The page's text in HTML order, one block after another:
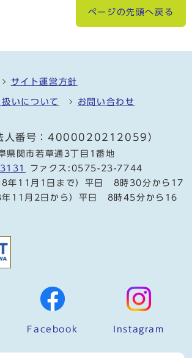
ページの先頭へ戻る
サイト運営方針
いについて お問い合わせ
人番号：4000020212059）
関市若草通3丁目1番地
ファクス:0575-23-7744
8年11月1日まで）平日 8時30分から17
年11月2日から）平日 8時45分から16
Facebook Instagram